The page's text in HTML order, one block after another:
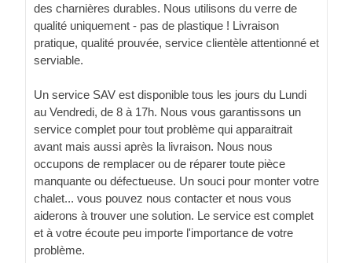
des charnières durables. Nous utilisons du verre de
qualité uniquement - pas de plastique ! Livraison
pratique, qualité prouvée, service clientèle attentionné et
serviable.
Un service SAV est disponible tous les jours du Lundi
au Vendredi, de 8 à 17h. Nous vous garantissons un
service complet pour tout problème qui apparaitrait
avant mais aussi après la livraison. Nous nous
occupons de remplacer ou de réparer toute pièce
manquante ou défectueuse. Un souci pour monter votre
chalet... vous pouvez nous contacter et nous vous
aiderons à trouver une solution. Le service est complet
et à votre écoute peu importe l'importance de votre
problème.